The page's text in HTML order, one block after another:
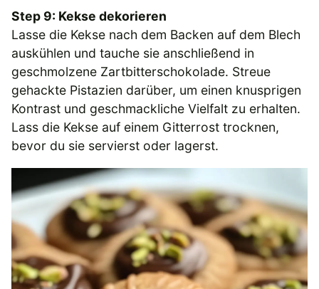
Step 9: Kekse dekorieren
Lasse die Kekse nach dem Backen auf dem Blech
auskühlen und tauche sie anschließend in
geschmolzene Zartbitterschokolade. Streue
gehackte Pistazien darüber, um einen knusprigen
Kontrast und geschmackliche Vielfalt zu erhalten.
Lass die Kekse auf einem Gitterrost trocknen,
bevor du sie servierst oder lagerst.